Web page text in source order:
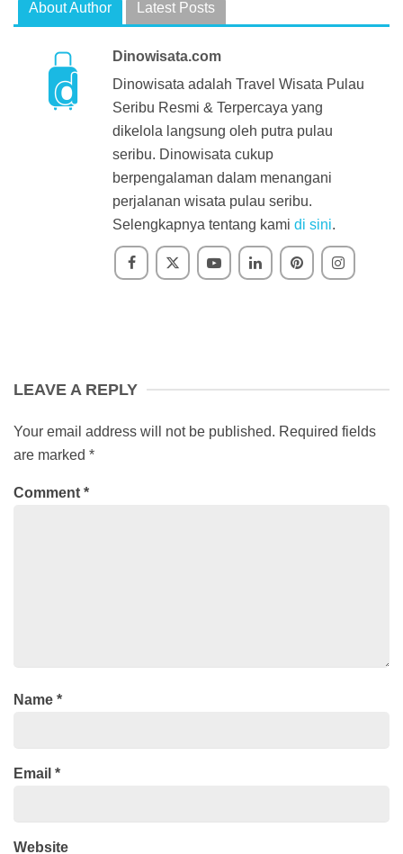
About Author Latest Posts
Dinowisata.com
Dinowisata adalah Travel Wisata Pulau
Seribu Resmi & Terpercaya yang
dikelola langsung oleh putra pulau
seribu. Dinowisata cukup
berpengalaman dalam menangani
perjalanan wisata pulau seribu.
Selengkapnya tentang kami di sini.
LEAVE A REPLY
Your email address will not be published. Required fields
are marked *
Comment *
Name *
Email *
Website